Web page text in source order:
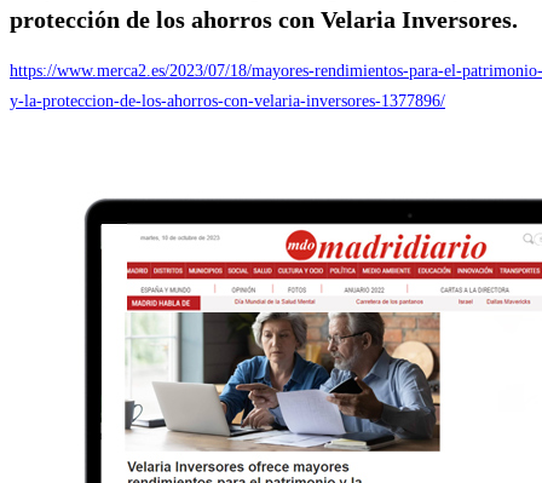
protección de los ahorros con Velaria Inversores.
https://www.merca2.es/2023/07/18/mayores-rendimientos-para-el-patrimonio-
y-la-proteccion-de-los-ahorros-con-velaria-inversores-1377896/